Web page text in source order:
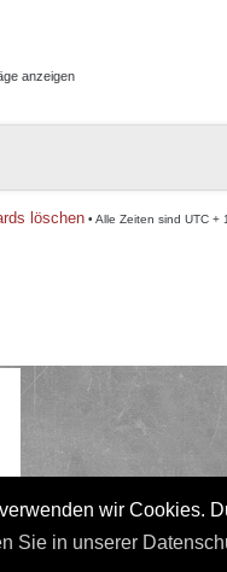
wir Cookies.
Sie in unserer
anzeigen
löschen • Alle Zeiten sind UTC +